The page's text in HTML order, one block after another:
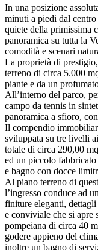
In una posizione
minuti a piedi dal centro
quiete della primissima
panoramica su tutta la
comodità e scenari
La proprietà di
terreno di circa 5.000
piante e da un
All’interno del parco,
campo da tennis in
panoramica a sfioro,
Il compendio
sviluppata su tre livelli
totale di circa 290,00
ed un piccolo
e bagno con docce
Al piano terreno di
l’ingresso conduce ad
finiture eleganti,
e conviviale che si apre
pompeiana di circa 40
godere appieno del
inoltre un bagno di